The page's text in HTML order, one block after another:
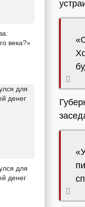
века?»
для
денег